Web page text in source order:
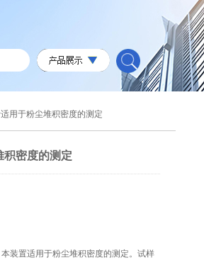
用于粉尘堆积密度的测定
积密度的测定
装置适用于粉尘堆积密度的测定。试样